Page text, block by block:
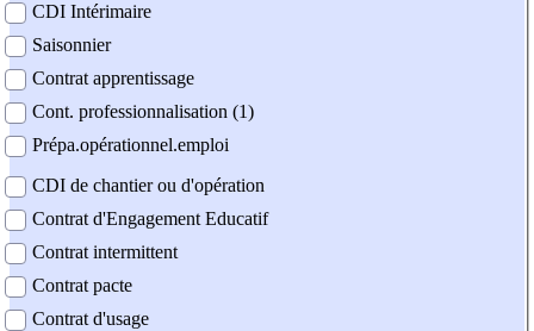
CDI Intérimaire
Saisonnier
Contrat apprentissage
Cont. professionnalisation (1)
Prépa.opérationnel.emploi
CDI de chantier ou d'opération
Contrat d'Engagement Educatif
Contrat intermittent
Contrat pacte
Contrat d'usage